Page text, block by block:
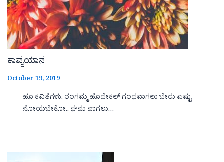
ಕಾವ್ಯಯಾನ
October 19, 2019
ಹೂ ಕವಿತೆಗಳು. ರಂಗಮ್ಮ ಹೊದೇಕಲ್ ಗಂಧವಾಗಲು ಬೇರು ಎಷ್ಟು
ನೋಯಬೇಕೋ.. ಘಮ ವಾಗಲು…